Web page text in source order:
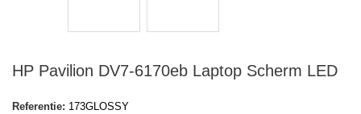
HP Pavilion DV7-6170eb Laptop Scherm LED
Referentie: 173GLOSSY